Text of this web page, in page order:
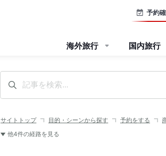
予約
海外旅行 国内旅行
サイトトップ 目的・シーンから探す 予約をする
他4件の経路を見る